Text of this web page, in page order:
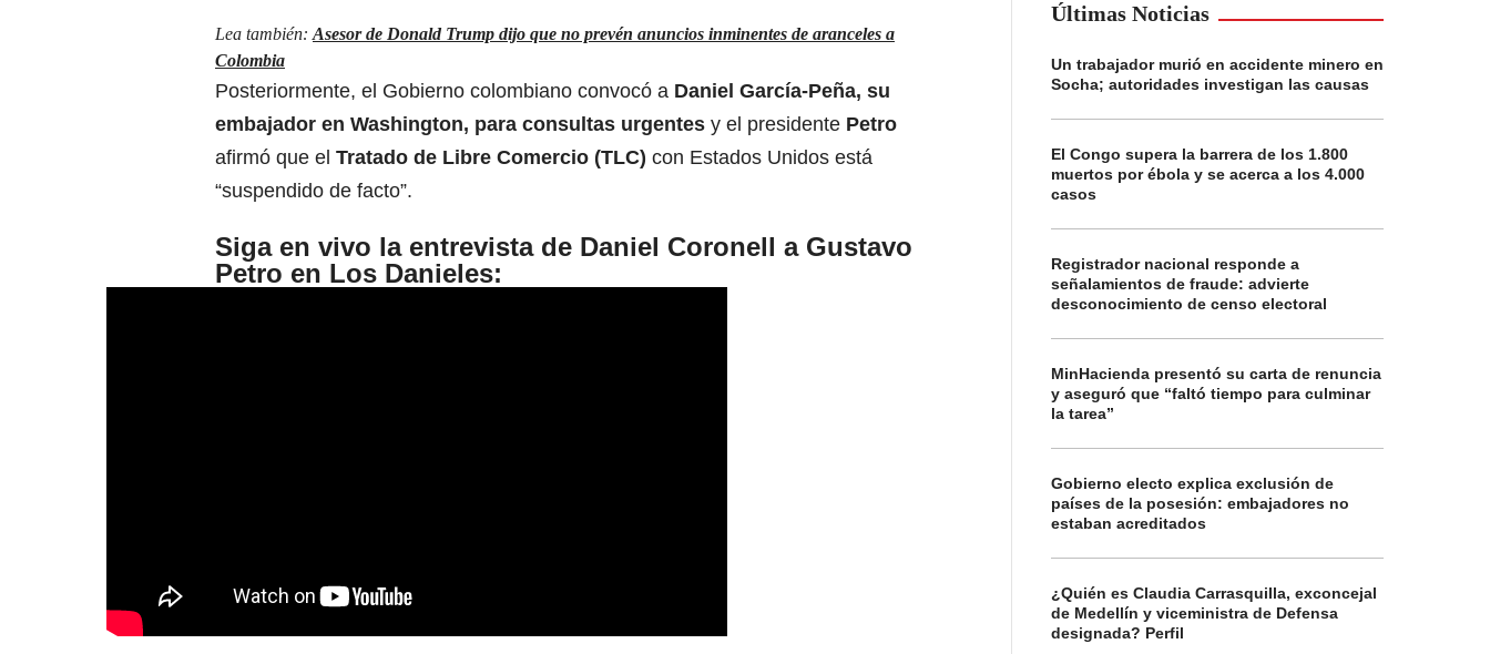
Lea también: Asesor de Donald Trump dijo que no prevén anuncios inminentes de aranceles a
Colombia
Posteriormente, el Gobierno colombiano convocó a Daniel García-Peña, su
embajador en Washington, para consultas urgentes y el presidente Petro
afirmó que el Tratado de Libre Comercio (TLC) con Estados Unidos está
“suspendido de facto”.
Siga en vivo la entrevista de Daniel Coronell a Gustavo
Petro en Los Danieles:
Últimas Noticias
Un trabajador murió en accidente minero en
Socha; autoridades investigan las causas
El Congo supera la barrera de los 1.800
muertos por ébola y se acerca a los 4.000
casos
Registrador nacional responde a
señalamientos de fraude: advierte
desconocimiento de censo electoral
MinHacienda presentó su carta de renuncia
y aseguró que “faltó tiempo para culminar
la tarea”
Gobierno electo explica exclusión de
países de la posesión: embajadores no
estaban acreditados
¿Quién es Claudia Carrasquilla, exconcejal
de Medellín y viceministra de Defensa
designada? Perfil